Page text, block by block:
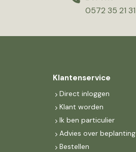
0572 35 21 31
Klantenservice
Direct inloggen
Klant worden
Ik ben particulier
Advies over beplanting
Bestellen